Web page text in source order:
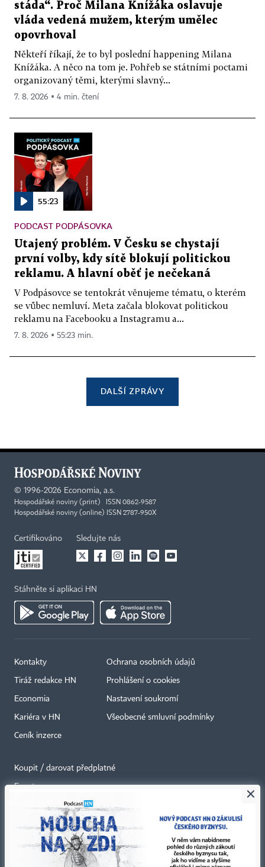
stáda“. Proč Milana Knížáka oslavuje
vláda vedená mužem, kterým umělec
opovrhoval
Někteří říkají, že to byl poslední happening Milana
Knížáka. A něco na tom je. Pohřeb se státními poctami
organizovaný těmi, kterými slavný...
7. 8. 2026 ▪ 4 min. čtení
55:23
PODCAST PODPÁSOVKA
Utajený problém. V Česku se chystají
první volby, kdy sítě blokují politickou
reklamu. A hlavní oběť je nečekaná
V Podpásovce se tentokrát věnujeme tématu, o kterém
se vůbec nemluví. Meta začala blokovat politickou
reklamu na Facebooku a Instagramu a...
7. 8. 2026 ▪ 55:23 min.
DALŠÍ ZPRÁVY
© 1996-2026 Economia, a.s.
Hospodářské noviny (print) ISSN 0862-9587
Hospodářské noviny (online) ISSN 2787-950X
Certifikováno Sledujte nás
Stáhněte si aplikaci HN
Kontakty
Tiráž redakce HN
Economia
Kariéra v HN
Ceník inzerce
Ochrana osobních údajů
Prohlášení o cookies
Nastavení soukromí
Všeobecné smluvní podmínky
Koupit / darovat předplatné
Eventy
Newslettery
RSS kanály
×